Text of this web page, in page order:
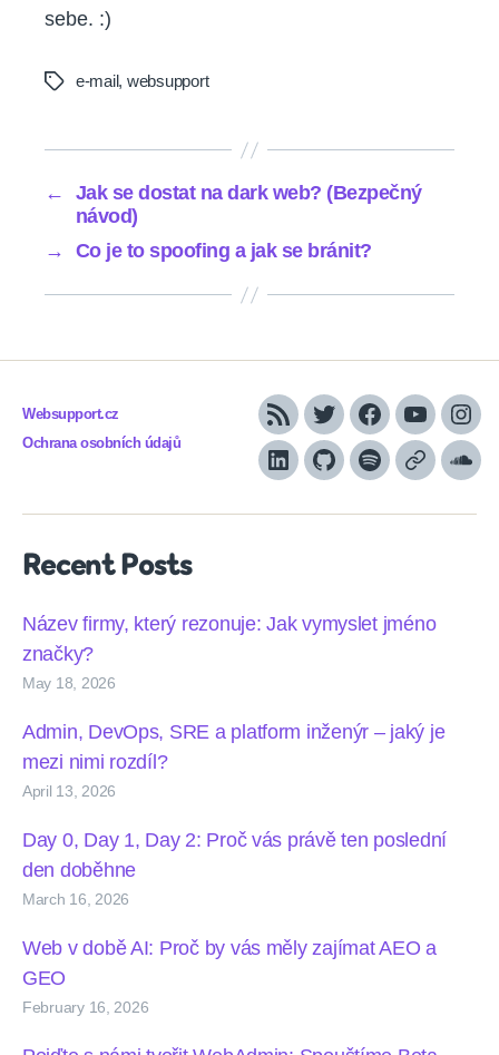
sebe. :)
Tagse-mail, websupport
←
Jak se dostat na dark web? (Bezpečný
návod)
→
Co je to spoofing a jak se bránit?
Websupport.cz
Ochrana osobních údajů
RSS TwitterFacebook
YouTube
LinkedInGithubSpotifyApple
Recent Posts
Název firmy, který rezonuje: Jak vymyslet jméno
značky?
May 18, 2026
Admin, DevOps, SRE a platform inženýr – jaký je
mezi nimi rozdíl?
April 13, 2026
Day 0, Day 1, Day 2: Proč vás právě ten poslední
den doběhne
March 16, 2026
Web v době AI: Proč by vás měly zajímat AEO a
GEO
February 16, 2026